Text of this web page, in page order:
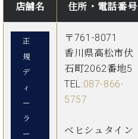
店舗名 住所・電話番号
正
規
デ
ィ
ー
ラ
ー
〒761-8071
香川県高松市伏
石町2062番地5
TEL:087-866-
5757
ベヒシュタイン